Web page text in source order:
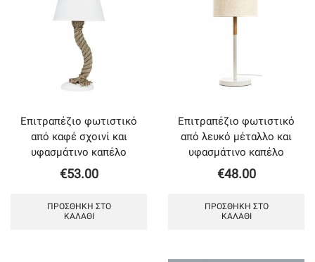
Επιτραπέζιο φωτιστικό
από καφέ σχοινί και
υφασμάτινο καπέλο
€53.00
ΠΡΟΣΘΉΚΗ ΣΤΟ
ΚΑΛΆΘΙ
Επιτραπέζιο φωτιστικό
από λευκό μέταλλο και
υφασμάτινο καπέλο
€48.00
ΠΡΟΣΘΉΚΗ ΣΤΟ
ΚΑΛΆΘΙ